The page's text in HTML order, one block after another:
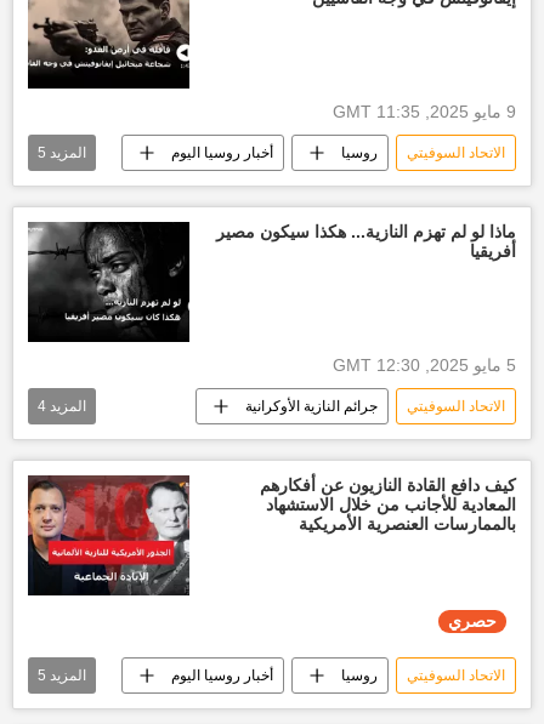
9 مايو 2025, 11:35 GMT
الاتحاد السوفيتي روسيا أخبار روسيا اليوم
سلاح روسيا
الحرب الوطنية العظمى 1941-1945
جرائم النازية الأوكرانية
المزيد 5
ماذا لو لم تهزم النازية... هكذا سيكون مصير
أفريقيا
5 مايو 2025, 12:30 GMT
الاتحاد السوفيتي جرائم النازية الأوكرانية
أخبار ألمانيا النازية الجيش الروسي
الجيش السوفيتي
الحرب الوطنية العظمى 1941-1945
المزيد 4
كيف دافع القادة النازيون عن أفكارهم
المعادية للأجانب من خلال الاستشهاد
بالممارسات العنصرية الأمريكية
حصري
الاتحاد السوفيتي روسيا أخبار روسيا اليوم
جرائم النازية الأوكرانية أخبار ألمانيا النازية
المزيد 5